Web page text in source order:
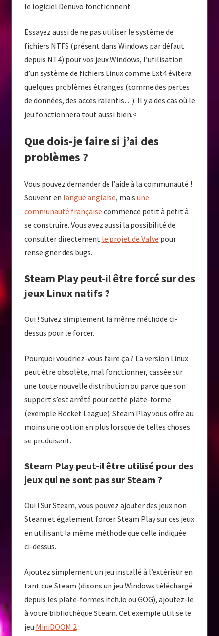
le logiciel Denuvo fonctionnent.
Essayez aussi de ne pas utiliser le système de
fichiers NTFS (présent dans Windows par défaut
depuis NT4) pour vos jeux Windows, l’utilisation
d’un système de fichiers Linux comme Ext4 évitera
quelques problèmes étranges (comme des pertes
de données, des accès ralentis…). Il y a des cas où le
jeu fonctionnera tout aussi bien.<
Que dois-je faire si j’ai des
problèmes ?
Vous pouvez demander de l’aide à la communauté !
Souvent en langue anglaise, mais une
communauté française commence petit à petit à
se construire. Vous avez aussi la possibilité de
consulter directement le projet de Valve pour
renseigner des bugs.
Steam Play peut-il être forcé sur des
jeux Linux natifs ?
Oui ! Suivez simplement la même méthode ci-
dessus pour le forcer.
Pourquoi voudriez-vous faire ça ? La version Linux
peut être obsolète, mal fonctionner, cassée sur
une toute nouvelle distribution ou parce que son
support s’est arrêté pour cette plate-forme
(exemple Rocket League). Steam Play vous offre au
moins une option en plus lorsque de telles choses
se produisent.
Steam Play peut-il être utilisé pour des
jeux qui ne sont pas sur Steam ?
Oui ! Sur Steam, vous pouvez ajouter des jeux non
Steam et également forcer Steam Play sur ces jeux
en utilisant la même méthode que celle indiquée
ci-dessus.
Ajoutez simplement un jeu installé à l’extérieur en
tant que Steam (disons un jeu Windows téléchargé
depuis les plate-formes itch.io ou GOG), ajoutez-le
à votre bibliothèque Steam. Cet exemple utilise le
jeu MiniDOOM 2: